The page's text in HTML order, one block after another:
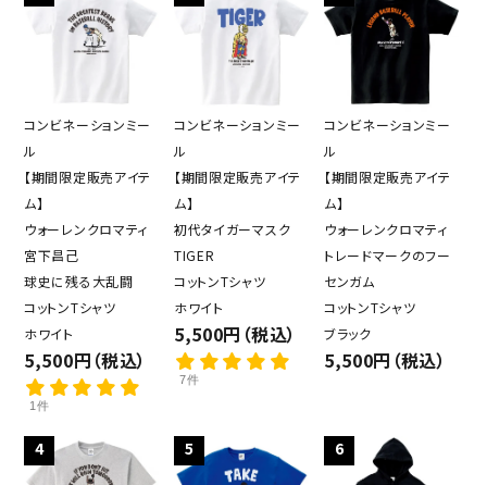
コンビネーションミー
ル
【期間限定販売アイテ
ム】
ウォーレンクロマティ
宮下昌己
球史に残る大乱闘
コットンTシャツ
ホワイト
5,500円（税込）
1件
コンビネーションミー
ル
【期間限定販売アイテ
ム】
初代タイガーマスク
TIGER
コットンTシャツ
ホワイト
5,500円（税込）
7件
コンビネーションミー
ル
【期間限定販売アイテ
ム】
ウォーレンクロマティ
トレードマークのフー
センガム
コットンTシャツ
ブラック
5,500円（税込）
4 5 6